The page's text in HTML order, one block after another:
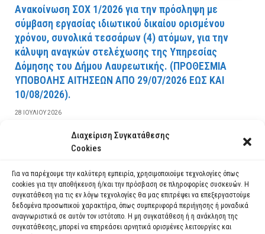
Διαχείριση Συγκατάθεσης
Cookies
Για να παρέχουμε την καλύτερη εμπειρία, χρησιμοποιούμε τεχνολογίες όπως
cookies για την αποθήκευση ή/και την πρόσβαση σε πληροφορίες συσκευών. Η
συγκατάθεση για τις εν λόγω τεχνολογίες θα μας επιτρέψει να επεξεργαστούμε
δεδομένα προσωπικού χαρακτήρα, όπως συμπεριφορά περιήγησης ή μοναδικά
αναγνωριστικά σε αυτόν τον ιστότοπο. Η μη συγκατάθεση ή η ανάκληση της
συγκατάθεσης, μπορεί να επηρεάσει αρνητικά ορισμένες λειτουργίες και
Ανακοίνωση ΣΟΧ 1/2026 για την πρόσληψη με
σύμβαση εργασίας ιδιωτικού δικαίου ορισμένου
χρόνου, συνολικά τεσσάρων (4) ατόμων, για την
κάλυψη αναγκών στελέχωσης της Υπηρεσίας
Δόμησης του Δήμου Λαυρεωτικής. (ΠPOΘEΣMIA
YΠOBOΛHΣ AITHΣEΩN AΠO 29/07/2026 EΩΣ KAI
10/08/2026).
28 ΙΟΥΛΊΟΥ 2026
ΔΙΑΒΆΣΤΕ ΠΕΡΙΣΣΌΤΕΡΑ